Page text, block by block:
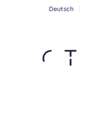
Deutsch